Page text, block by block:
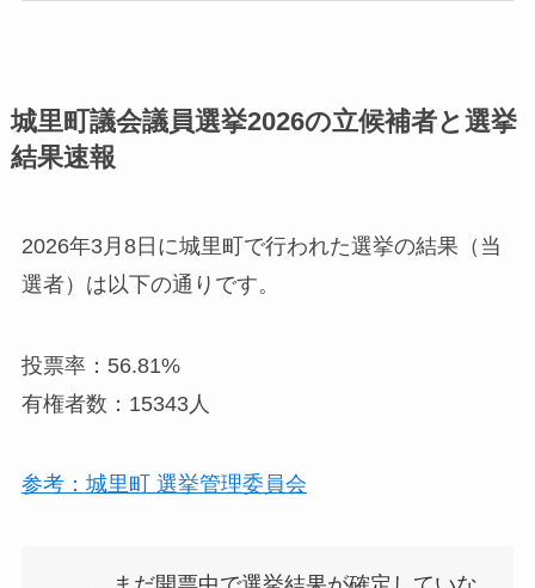
城里町議会議員選挙2026の立候補者と選挙
結果速報
2026年3月8日に城里町で行われた選挙の結果（当
選者）は以下の通りです。
投票率：56.81%
有権者数：15343人
参考：城里町 選挙管理委員会